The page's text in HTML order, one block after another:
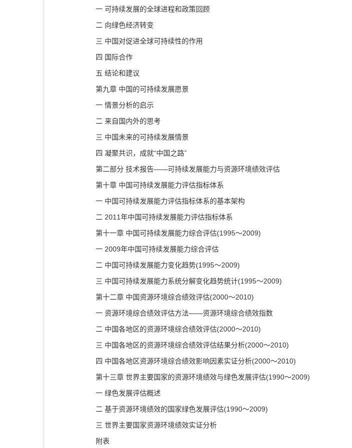
一 可持续发展的全球进程和政策回顾
二 向绿色经济转变
三 中国对促进全球可持续性的作用
四 国际合作
五 结论和建议
第九章 中国的可持续发展愿景
一 情景分析的启示
二 来自国内外的思考
三 中国未来的可持续发展情景
四 凝聚共识，成就“中国之路”
第二部分 技术报告——可持续发展能力与资源环境绩效评估
第十章 中国可持续发展能力评估指标体系
一 中国可持续发展能力评估指标体系的基本架构
二 2011年中国可持续发展能力评估指标体系
第十一章 中国可持续发展能力综合评估(1995～2009)
一 2009年中国可持续发展能力综合评估
二 中国可持续发展能力变化趋势(1995～2009)
三 中国可持续发展能力系统分解变化趋势统计(1995～2009)
第十二章 中国资源环境综合绩效评估(2000～2010)
一 资源环境综合绩效评估方法——资源环境综合绩效指数
二 中国各地区的资源环境综合绩效评估(2000～2010)
三 中国各地区的资源环境综合绩效评估结果分析(2000～2010)
四 中国各地区资源环境综合绩效影响因素实证分析(2000～2010)
第十三章 世界主要国家的资源环境绩效与绿色发展评估(1990～2009)
一 绿色发展评估概述
二 基于资源环境绩效的国家绿色发展评估(1990～2009)
三 世界主要国家资源环境绩效实证分析
附表